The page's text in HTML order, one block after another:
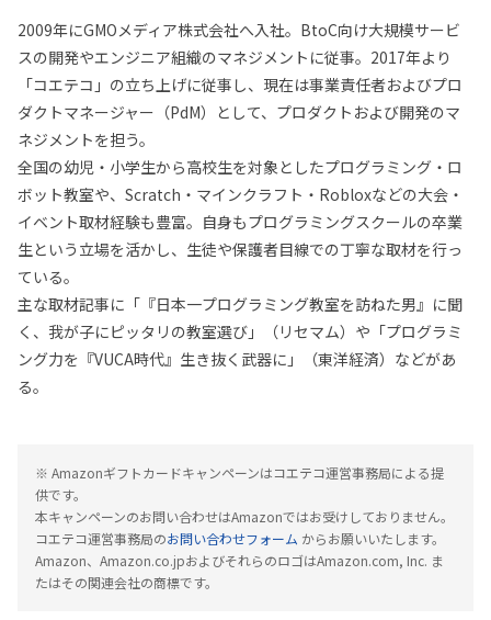
2009年にGMOメディア株式会社へ入社。BtoC向け大規模サービ
スの開発やエンジニア組織のマネジメントに従事。2017年より
「コエテコ」の立ち上げに従事し、現在は事業責任者およびプロ
ダクトマネージャー（PdM）として、プロダクトおよび開発のマ
ネジメントを担う。
全国の幼児・小学生から高校生を対象としたプログラミング・ロ
ボット教室や、Scratch・マインクラフト・Robloxなどの大会・
イベント取材経験も豊富。自身もプログラミングスクールの卒業
生という立場を活かし、生徒や保護者目線での丁寧な取材を行っ
ている。
主な取材記事に「『日本一プログラミング教室を訪ねた男』に聞
く、我が子にピッタリの教室選び」（リセマム）や「プログラミ
ング力を『VUCA時代』生き抜く武器に」（東洋経済）などがあ
る。
※ Amazonギフトカードキャンペーンはコエテコ運営事務局による提
供です。
本キャンペーンのお問い合わせはAmazonではお受けしておりません。
コエテコ運営事務局のお問い合わせフォーム からお願いいたします。
Amazon、Amazon.co.jpおよびそれらのロゴはAmazon.com, Inc. ま
たはその関連会社の商標です。